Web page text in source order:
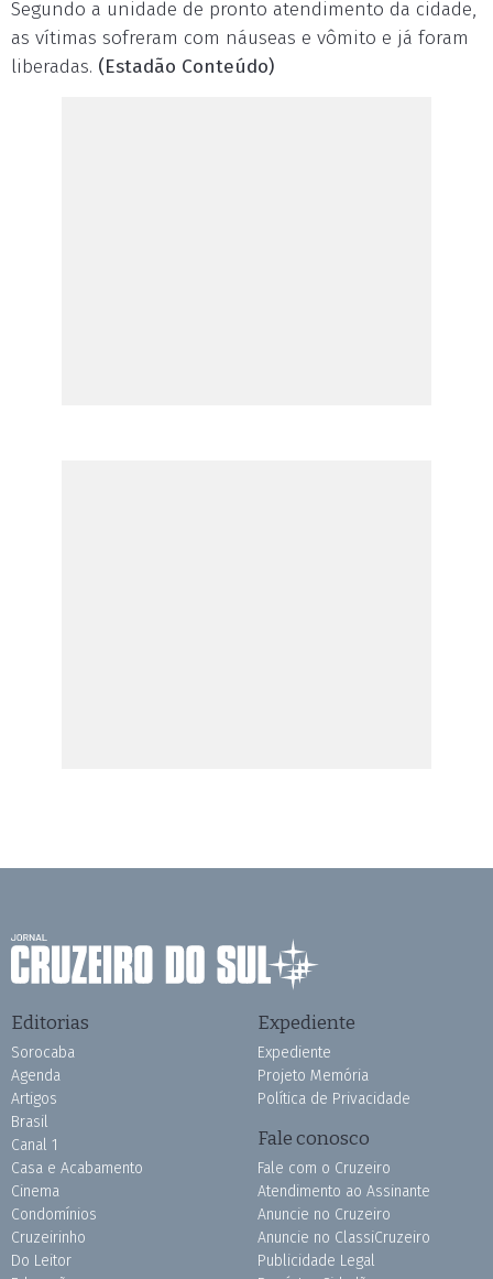
Segundo a unidade de pronto atendimento da cidade,
as vítimas sofreram com náuseas e vômito e já foram
liberadas. (Estadão Conteúdo)
Editorias
Sorocaba
Agenda
Artigos
Brasil
Canal 1
Casa e Acabamento
Cinema
Condomínios
Cruzeirinho
Do Leitor
Expediente
Expediente
Projeto Memória
Política de Privacidade
Fale conosco
Fale com o Cruzeiro
Atendimento ao Assinante
Anuncie no Cruzeiro
Anuncie no ClassiCruzeiro
Publicidade Legal